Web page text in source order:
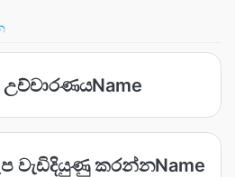
වැඩිදියුණු කරන්නName